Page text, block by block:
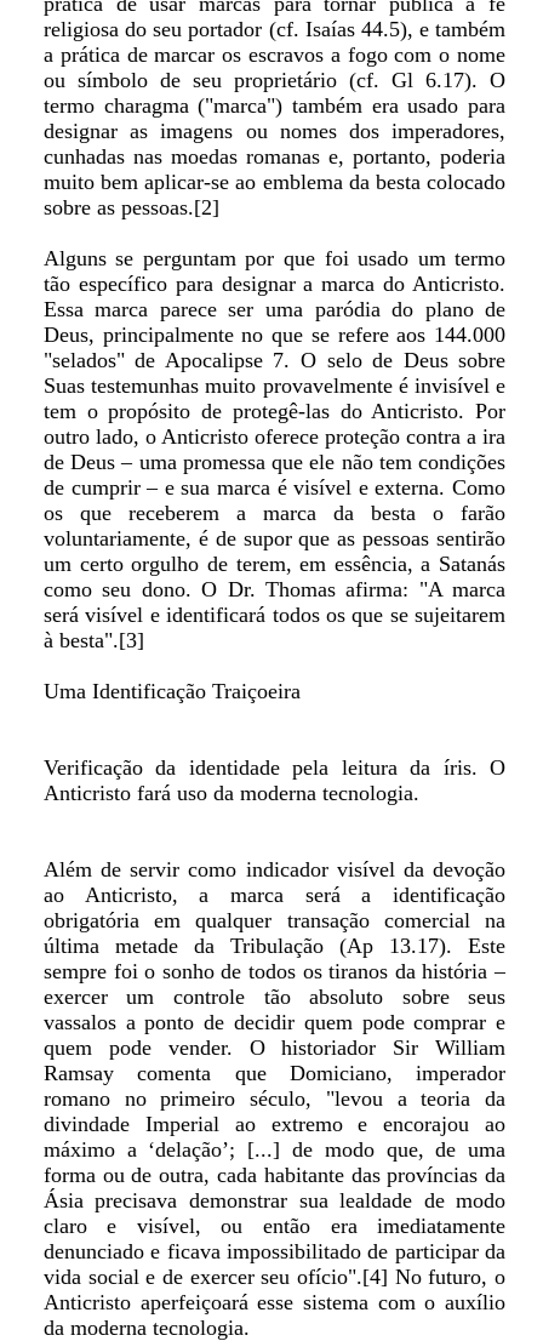
religiosa do seu portador (cf. Isaías 44.5), e também
a prática de marcar os escravos a fogo com o nome
ou símbolo de seu proprietário (cf. Gl 6.17). O
termo charagma ("marca") também era usado para
designar as imagens ou nomes dos imperadores,
cunhadas nas moedas romanas e, portanto, poderia
muito bem aplicar-se ao emblema da besta colocado
sobre as pessoas.[2]
Alguns se perguntam por que foi usado um termo
tão específico para designar a marca do Anticristo.
Essa marca parece ser uma paródia do plano de
Deus, principalmente no que se refere aos 144.000
"selados" de Apocalipse 7. O selo de Deus sobre
Suas testemunhas muito provavelmente é invisível e
tem o propósito de protegê-las do Anticristo. Por
outro lado, o Anticristo oferece proteção contra a ira
de Deus – uma promessa que ele não tem condições
de cumprir – e sua marca é visível e externa. Como
os que receberem a marca da besta o farão
voluntariamente, é de supor que as pessoas sentirão
um certo orgulho de terem, em essência, a Satanás
como seu dono. O Dr. Thomas afirma: "A marca
será visível e identificará todos os que se sujeitarem
à besta".[3]
Uma Identificação Traiçoeira
Verificação da identidade pela leitura da íris. O
Anticristo fará uso da moderna tecnologia.
Além de servir como indicador visível da devoção
ao Anticristo, a marca será a identificação
obrigatória em qualquer transação comercial na
última metade da Tribulação (Ap 13.17). Este
sempre foi o sonho de todos os tiranos da história –
exercer um controle tão absoluto sobre seus
vassalos a ponto de decidir quem pode comprar e
quem pode vender. O historiador Sir William
Ramsay comenta que Domiciano, imperador
romano no primeiro século, "levou a teoria da
divindade Imperial ao extremo e encorajou ao
máximo a ‘delação’; [...] de modo que, de uma
forma ou de outra, cada habitante das províncias da
Ásia precisava demonstrar sua lealdade de modo
claro e visível, ou então era imediatamente
denunciado e ficava impossibilitado de participar da
vida social e de exercer seu ofício".[4] No futuro, o
Anticristo aperfeiçoará esse sistema com o auxílio
da moderna tecnologia.